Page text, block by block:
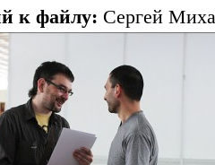
к файлу: Сергей